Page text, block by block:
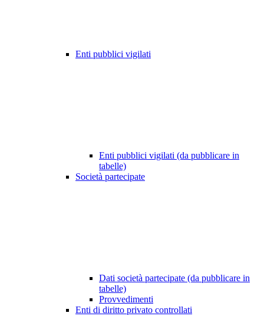
Enti pubblici vigilati
Enti pubblici vigilati (da pubblicare in
tabelle)
Società partecipate
Dati società partecipate (da pubblicare in
tabelle)
Provvedimenti
Enti di diritto privato controllati